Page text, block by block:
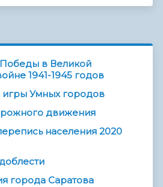
в Великой
1941-1945 годов
игры Умных городов
движения
населения 2020
города Саратова